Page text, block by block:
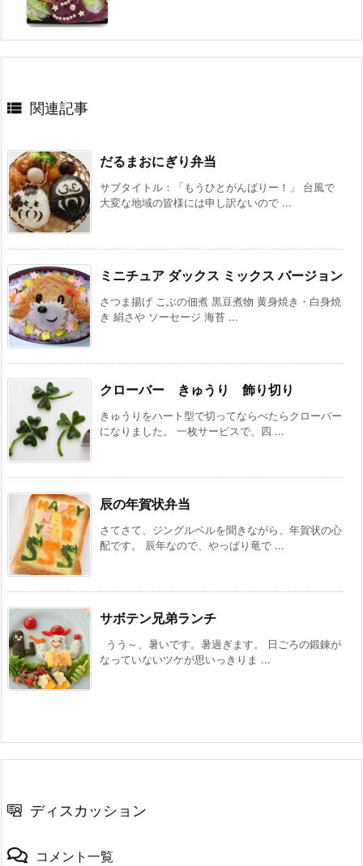
 関連記事
だるまおにぎり弁当
サブタイトル：「もうひとがんばりー！」 台風で
大変な地域の皆様には申し訳ないので ...
ミニチュア ダックス ミックス バージョン
さつま揚げ こぶの佃煮 黒豆煮物 黄身焼き・白身焼
き 絹さや ソーセージ 海苔 ...
クローバー きゅうり 飾り切り
きゅうりをハート型で切ってならべたらクローバー
になりました。 一枚サービスで、四 ...
辰の年賀状弁当
さてさて、ジングルベルを聞きながら、年賀状の心
配です。 辰年なので、やっぱり竜で ...
サボテン兄弟ランチ
うう～、暑いです。暑過ぎます。 日ごろの鍛錬が
なっていないツケが思いっきりま ...
ディスカッション
コメント一覧